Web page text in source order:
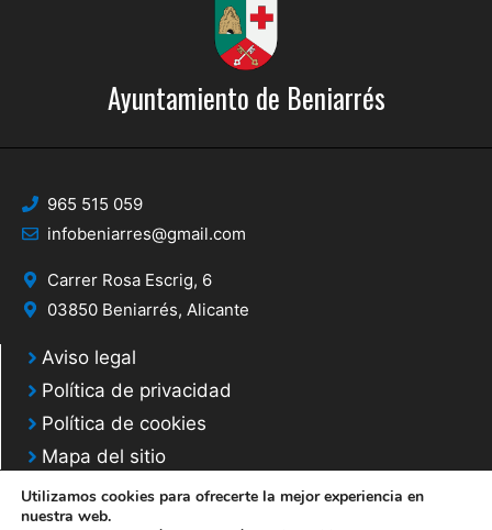
Ayuntamiento de Beniarrés
965 515 059
infobeniarres@gmail.com
Carrer Rosa Escrig, 6
03850 Beniarrés, Alicante
Aviso legal
Política de privacidad
Política de cookies
Mapa del sitio
Utilizamos cookies para ofrecerte la mejor experiencia en
nuestra web.